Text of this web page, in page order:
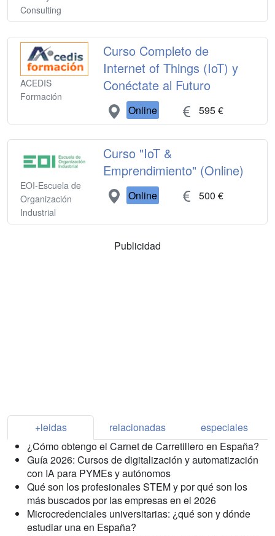
Consulting
ACEDIS
Formación
Curso Completo de
Internet of Things (IoT) y
Conéctate al Futuro
Online 595 €
EOI-Escuela de
Organización
Industrial
Curso "IoT &
Emprendimiento" (Online)
Online 500 €
Publicidad
+leidas relacionadas
especiales
¿Cómo obtengo el Carnet de Carretillero en España?
Guía 2026: Cursos de digitalización y automatización
con IA para PYMEs y autónomos
Qué son los profesionales STEM y por qué son los
más buscados por las empresas en el 2026
Microcredenciales universitarias: ¿qué son y dónde
estudiar una en España?